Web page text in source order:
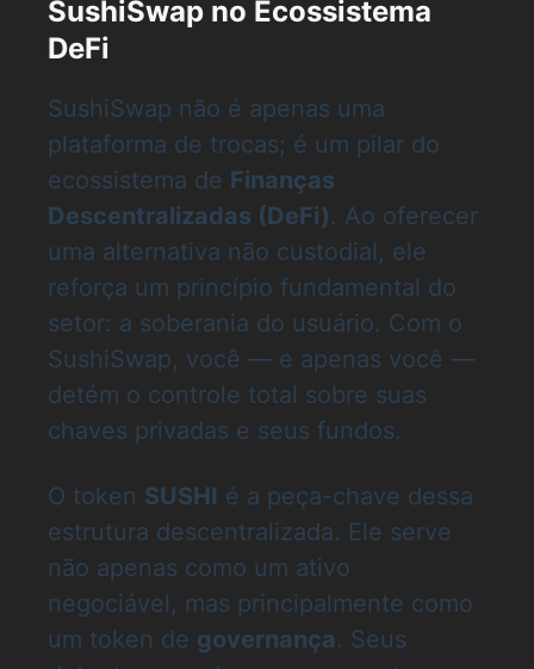
SushiSwap no Ecossistema
DeFi
SushiSwap não é apenas uma
plataforma de trocas; é um pilar do
ecossistema de Finanças
Descentralizadas (DeFi). Ao oferecer
uma alternativa não custodial, ele
reforça um princípio fundamental do
setor: a soberania do usuário. Com o
SushiSwap, você — e apenas você —
detém o controle total sobre suas
chaves privadas e seus fundos.
O token SUSHI é a peça-chave dessa
estrutura descentralizada. Ele serve
não apenas como um ativo
negociável, mas principalmente como
um token de governança. Seus